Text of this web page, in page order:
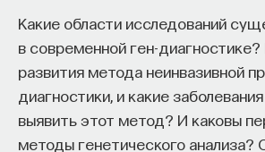
Какие области исследований
в современной ген-диагностике?
развития метода неинвазивной
диагностики, и какие
выявить этот метод? И каковы
методы генетического анализа?
Как философия помогает понять
мы живем, расширять
представления об окружающей
действительности и познавать
Ответы на эти и другие вопросы
формируются контакты между
отличия в развитии мозга у
Об этом рассказывает
сравнительной биологии в
вычислительной биологии в